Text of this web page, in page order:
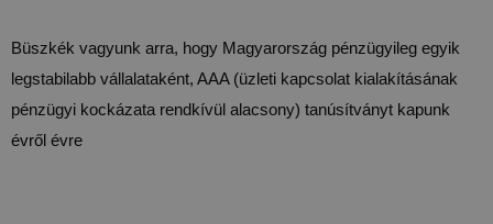
Büszkék vagyunk arra, hogy Magyarország pénzügyileg egyik
legstabilabb vállalataként, AAA (üzleti kapcsolat kialakításának
pénzügyi kockázata rendkívül alacsony) tanúsítványt kapunk
évről évre